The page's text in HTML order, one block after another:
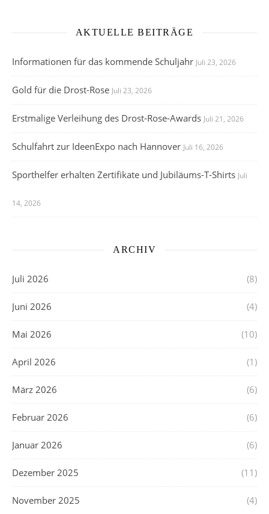
AKTUELLE BEITRÄGE
Informationen für das kommende Schuljahr Juli 23, 2026
Gold für die Drost-Rose Juli 23, 2026
Erstmalige Verleihung des Drost-Rose-Awards Juli 21, 2026
Schulfahrt zur IdeenExpo nach Hannover Juli 16, 2026
Sporthelfer erhalten Zertifikate und Jubiläums-T-Shirts Juli
14, 2026
ARCHIV
Juli 2026 (8)
Juni 2026 (4)
Mai 2026 (10)
April 2026 (1)
März 2026 (6)
Februar 2026 (6)
Januar 2026 (6)
Dezember 2025 (11)
November 2025 (4)